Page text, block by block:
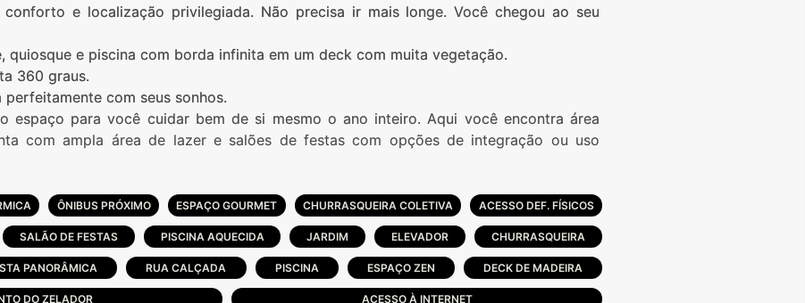
conforto e localização privilegiada. Não precisa ir mais longe. Você chegou ao seu
quiosque e piscina com borda infinita em um deck com muita vegetação.
360 graus.
com seus sonhos.
espaço para você cuidar bem de si mesmo o ano inteiro. Aqui você encontra área
com ampla área de lazer e salões de festas com opções de integração ou uso
e cozinha voltados para rua. O espaço Garden esta pronto para receber você. Um
Um privilegio que só Del Paine, com sua excelente localização, pode oferecer.
ÔNIBUS PRÓXIMO ESPAÇO GOURMET CHURRASQUEIRA COLETIVA ACESSO DEF. FÍSICOS
SALÃO DE FESTAS PISCINA AQUECIDA JARDIM ELEVADOR CHURRASQUEIRA
PANORÂMICA RUA CALÇADA PISCINA ESPAÇO ZEN DECK DE MADEIRA
DO ZELADOR ACESSO À INTERNET